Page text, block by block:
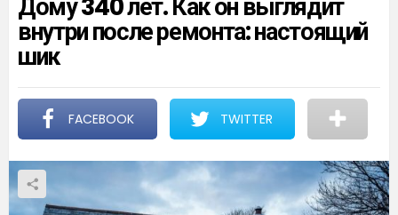
Дому 340 лет. Как он выглядит
внутри после ремонта: настоящий
шик
FACEBOOK TWITTER